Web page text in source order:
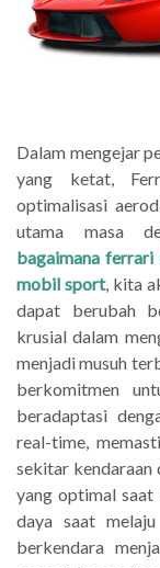
Dalam mengejar
yang ketat,
optimalisasi
utama masa
bagaimana ferrari
mobil sport, kita
dapat berubah
krusial dalam
menjadi musuh
berkomitmen
beradaptasi
real-time,
sekitar kendaraan
yang optimal saat
daya saat
berkendara